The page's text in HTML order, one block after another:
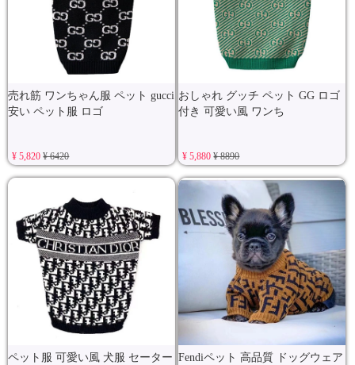
売れ筋 ワンちゃん服 ペット gucci
安い ペット服 ロゴ
¥ 5,820¥ 6420
おしゃれ グッチ ペット GG ロゴ
付き 可愛い風 ワンち
¥ 5,880¥ 8890
ペット服 可愛い風 犬服 セーター Fendiペット 高品質 ドッグウェア